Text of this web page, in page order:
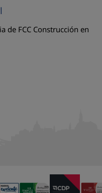
de FCC Construcción en